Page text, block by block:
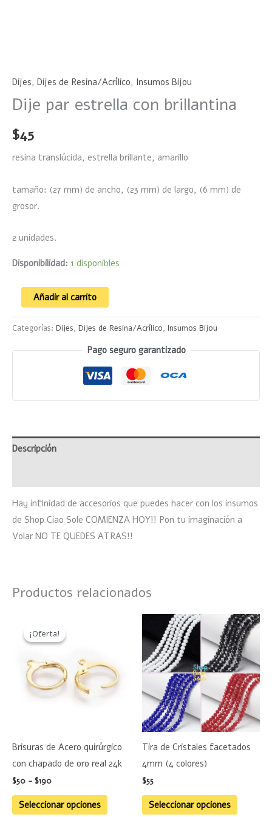
Dijes, Dijes de Resina/Acrílico, Insumos Bijou
Dije par estrella con brillantina
$45
resina translúcida, estrella brillante, amarillo
tamaño: (27 mm) de ancho, (23 mm) de largo, (6 mm) de
grosor.
2 unidades.
Disponibilidad: 1 disponibles
Añadir al carrito
Categorías: Dijes, Dijes de Resina/Acrílico, Insumos Bijou
Pago seguro garantizado
Descripción
Hay infinidad de accesorios que puedes hacer con los insumos
de Shop Ciao Sole COMIENZA HOY!! Pon tu imaginación a
Volar NO TE QUEDES ATRAS!!
Productos relacionados
¡Oferta!
¡Oferta!
Brisuras de Acero quirúrgico
con chapado de oro real 24k
$50 - $190
de
precios:
$50
hasta
$190
Seleccionar opciones
producto
múltiples
variantes.
pueden
elegir
Tira de Cristales facetados
4mm (4 colores)
$55
Seleccionar opciones
Este
producto
tiene
Las
opciones
pueden